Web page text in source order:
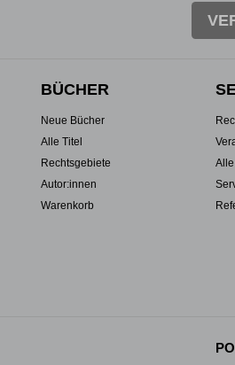
BÜCHER
Neue Bücher
Alle Titel
Rechtsgebiete
Autor:innen
Warenkorb